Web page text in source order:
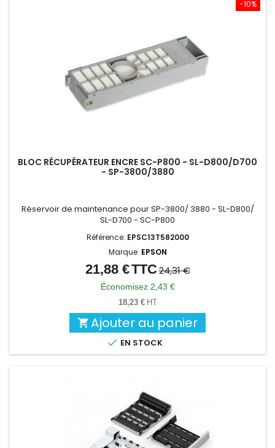
-10%
BLOC RÉCUPÉRATEUR ENCRE SC-P800 - SL-D800/D700
- SP-3800/3880
Réservoir de maintenance pour SP-3800/ 3880 - SL-D800/
SL-D700 - SC-P800
Référence: EPSC13T582000
Marque: EPSON
Prix
Prix
de
base
21,88 €TTC24,31 €
Économisez 2,43 €
18,23 € HT
 Ajouter au panier
 EN STOCK